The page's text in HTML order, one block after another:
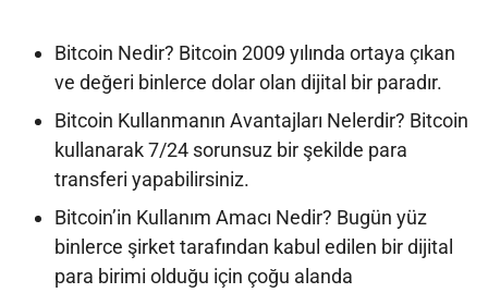
Bitcoin Nedir? Bitcoin 2009 yılında ortaya çıkan
ve değeri binlerce dolar olan dijital bir paradır.
Bitcoin Kullanmanın Avantajları Nelerdir? Bitcoin
kullanarak 7/24 sorunsuz bir şekilde para
transferi yapabilirsiniz.
Bitcoin’in Kullanım Amacı Nedir? Bugün yüz
binlerce şirket tarafından kabul edilen bir dijital
para birimi olduğu için çoğu alanda